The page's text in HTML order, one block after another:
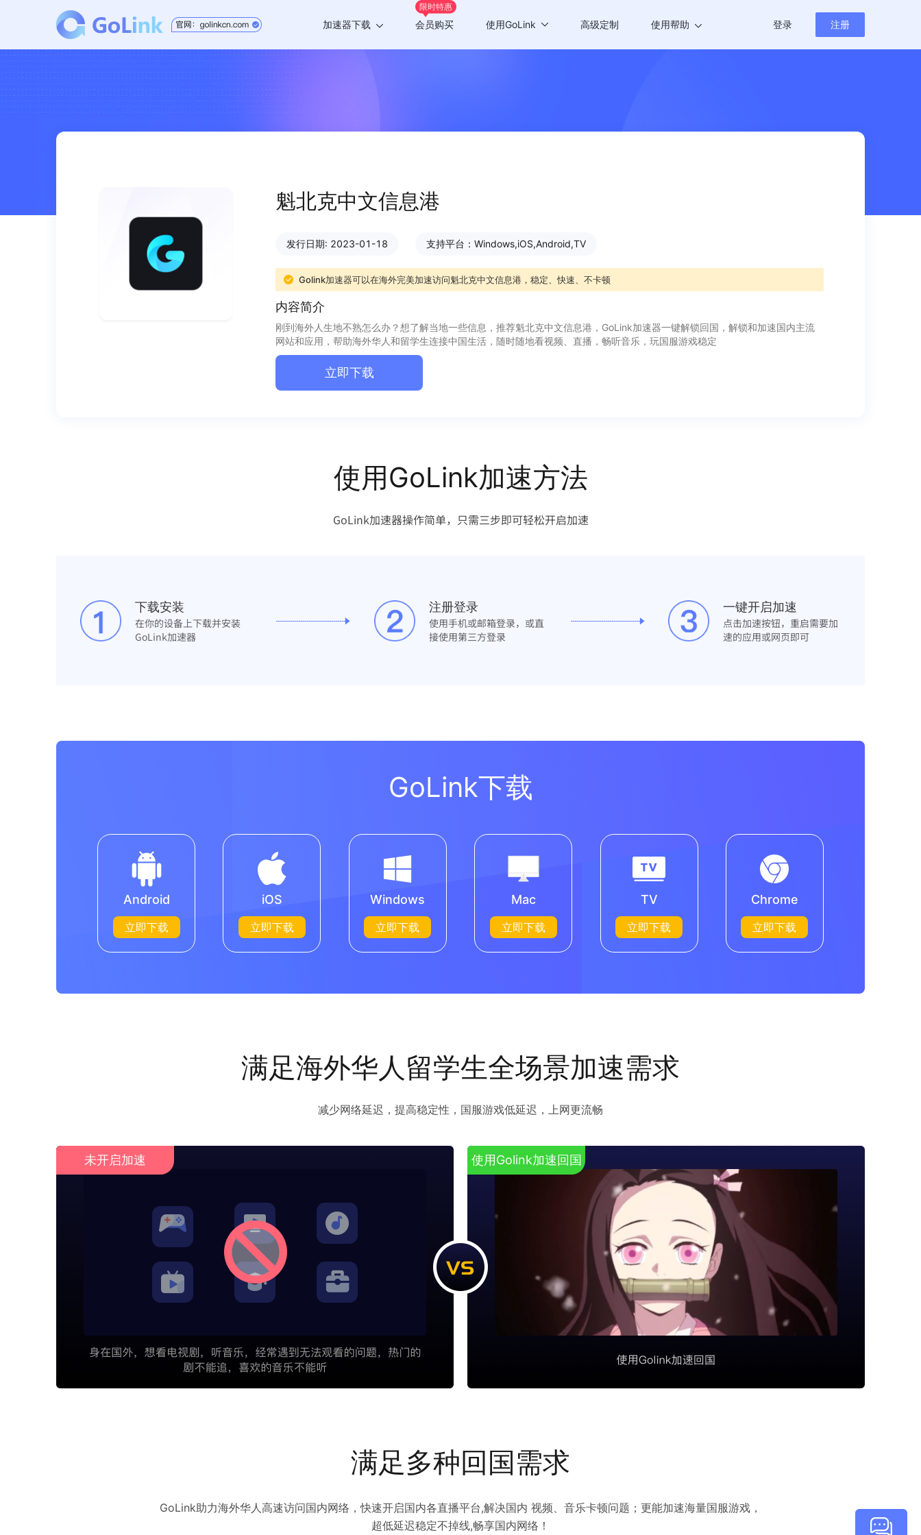
加速器下载
限时特惠
会员购买 使用GoLink 高级定制 使用帮助 登录 注册
魁北克中文信息港
发行日期: 2023-01-18 支持平台：Windows,iOS,Android,TV
Golink加速器可以在海外完美加速访问魁北克中文信息港，稳定、快速、不卡顿
内容简介
刚到海外人生地不熟怎么办？想了解当地一些信息，推荐魁北克中文信息港，GoLink加速器一键解锁回国，解锁和加速国内主流
网站和应用，帮助海外华人和留学生连接中国生活，随时随地看视频、直播，畅听音乐，玩国服游戏稳定
立即下载
使用GoLink加速方法
GoLink加速器操作简单，只需三步即可轻松开启加速
下载安装
在你的设备上下载并安装
GoLink加速器
注册登录
使用手机或邮箱登录，或直
接使用第三方登录
一键开启加速
点击加速按钮，重启需要加
速的应用或网页即可
GoLink下载
Android
立即下载
iOS
立即下载
Windows
立即下载
Mac
立即下载
TV
立即下载
Chrome
立即下载
满足海外华人留学生全场景加速需求
减少网络延迟，提高稳定性，国服游戏低延迟，上网更流畅
未开启加速 使用Golink加速回国
满足多种回国需求
GoLink助力海外华人高速访问国内网络，快速开启国内各直播平台,解决国内 视频、音乐卡顿问题；更能加速海量国服游戏，
超低延迟稳定不掉线,畅享国内网络！